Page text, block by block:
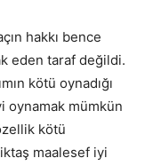
hakkı bence
eden taraf değildi.
kötü oynadığı
oynamak mümkün
kötü
maalesef iyi